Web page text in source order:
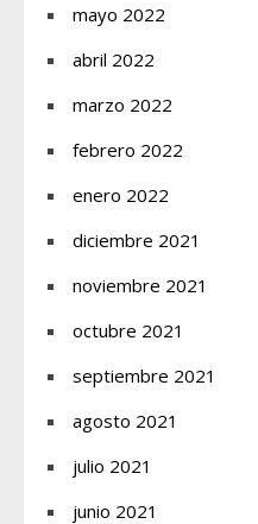
mayo 2022
abril 2022
marzo 2022
febrero 2022
enero 2022
diciembre 2021
noviembre 2021
octubre 2021
septiembre 2021
agosto 2021
julio 2021
junio 2021